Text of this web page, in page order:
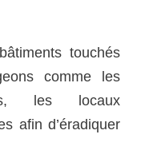
touchés
comme les
les locaux
afin d’éradiquer